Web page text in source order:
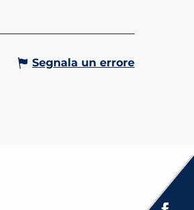
Segnala un errore